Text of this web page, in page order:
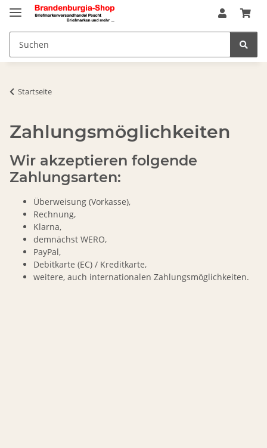
Startseite
Zahlungsmöglichkeiten
Wir akzeptieren folgende
Zahlungsarten:
Überweisung (Vorkasse),
Rechnung,
Klarna,
demnächst WERO,
PayPal,
Debitkarte (EC) / Kreditkarte,
weitere, auch internationalen Zahlungsmöglichkeiten.